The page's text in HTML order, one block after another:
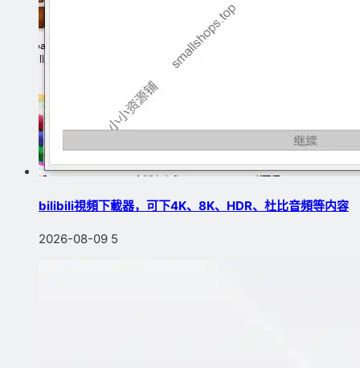
bilibili視頻下載器，可下4K、8K、HDR、杜比音頻等内容
2026-08-09 5